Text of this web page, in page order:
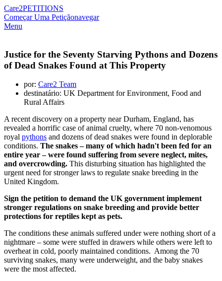
Care2PETITIONS
Começar Uma Petiçãonavegar
Menu
Justice for the Seventy Starving Pythons and Dozens
of Dead Snakes Found at This Property
por: Care2 Team
destinatário: UK Department for Environment, Food and
Rural Affairs
A recent discovery on a property near Durham, England, has
revealed a horrific case of animal cruelty, where 70 non-venomous
royal pythons and dozens of dead snakes were found in deplorable
conditions. The snakes – many of which hadn't been fed for an
entire year – were found suffering from severe neglect, mites,
and overcrowding. This disturbing situation has highlighted the
urgent need for stronger laws to regulate snake breeding in the
United Kingdom.
Sign the petition to demand the UK government implement
stronger regulations on snake breeding and provide better
protections for reptiles kept as pets.
The conditions these animals suffered under were nothing short of a
nightmare – some were stuffed in drawers while others were left to
overheat in cold, poorly maintained conditions. Among the 70
surviving snakes, many were underweight, and the baby snakes
were the most affected.